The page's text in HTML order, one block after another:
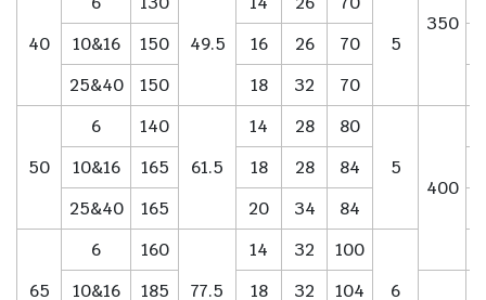
350
40
49.5
5
10&16 150 16 26
70
25&40
150 18 32 70
50
6
140
61.5
14 28
80
5
400
10&16 165 18 28
84
25&40
165 20 34 84
65
6
160
77.5
14 32
100
6
10&16 185 18 32 104